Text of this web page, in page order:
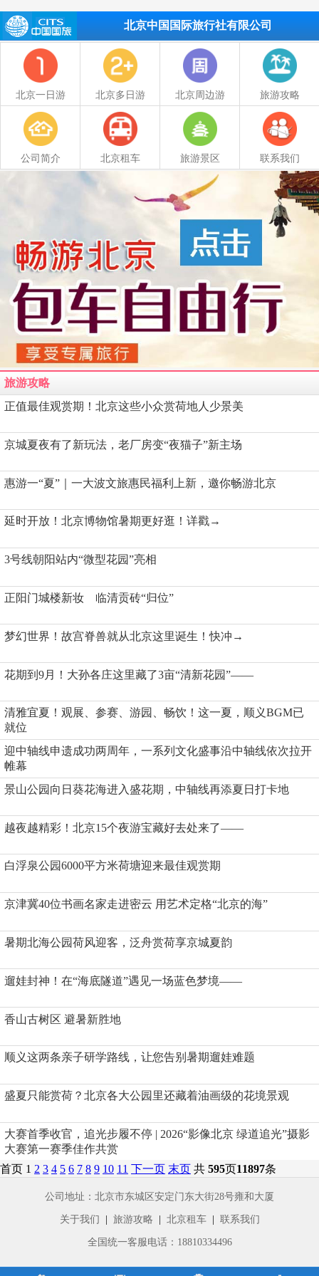
北京中国国际旅行社有限公司
北京一日游 北京多日游 北京周边游 旅游攻略
公司简介 北京租车 旅游景区 联系我们
旅游攻略
正值最佳观赏期！北京这些小众赏荷地人少景美
京城夏夜有了新玩法，老厂房变“夜猫子”新主场
惠游一“夏”｜一大波文旅惠民福利上新，邀你畅游北京
延时开放！北京博物馆暑期更好逛！详戳→
3号线朝阳站内“微型花园”亮相
正阳门城楼新妆 临清贡砖“归位”
梦幻世界！故宫脊兽就从北京这里诞生！快冲→
花期到9月！大孙各庄这里藏了3亩“清新花园”——
清雅宜夏！观展、参赛、游园、畅饮！这一夏，顺义BGM已
就位
迎中轴线申遗成功两周年，一系列文化盛事沿中轴线依次拉开
帷幕
景山公园向日葵花海进入盛花期，中轴线再添夏日打卡地
越夜越精彩！北京15个夜游宝藏好去处来了——
白浮泉公园6000平方米荷塘迎来最佳观赏期
京津冀40位书画名家走进密云 用艺术定格“北京的海”
暑期北海公园荷风迎客，泛舟赏荷享京城夏韵
遛娃封神！在“海底隧道”遇见一场蓝色梦境——
香山古树区 避暑新胜地
顺义这两条亲子研学路线，让您告别暑期遛娃难题
盛夏只能赏荷？北京各大公园里还藏着油画级的花境景观
大赛首季收官，追光步履不停 | 2026“影像北京 绿道追光”摄影
大赛第一赛季佳作共赏
首页 1 2 3 4 5 6 7 8 9 10 11 下一页 末页 共 595页11897条
公司地址：北京市东城区安定门东大街28号雍和大厦
关于我们
| 旅游攻略 | 北京租车 | 联系我们
全国统一客服电话： 18810334496